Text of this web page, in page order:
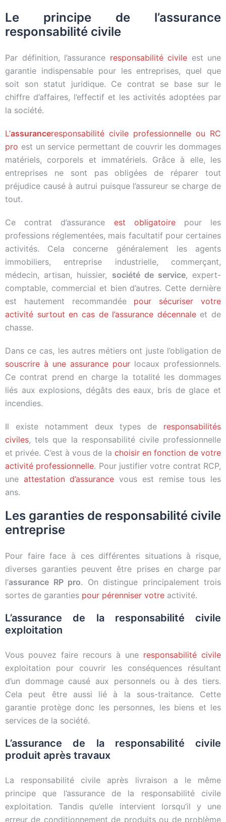
Le principe de l’assurance
responsabilité civile
Par définition, l’assurance responsabilité civile est une
garantie indispensable pour les entreprises, quel que
soit son statut juridique. Ce contrat se base sur le
chiffre d’affaires, l’effectif et les activités adoptées par
la société.
L’assuranceresponsabilité civile professionnelle ou RC
pro est un service permettant de couvrir les dommages
matériels, corporels et immatériels. Grâce à elle, les
entreprises ne sont pas obligées de réparer tout
préjudice causé à autrui puisque l’assureur se charge de
tout.
Ce contrat d’assurance est obligatoirepour les
professions réglementées, mais facultatif pour certaines
activités. Cela concerne généralement les agents
immobiliers, entreprise industrielle, commerçant,
médecin, artisan, huissier, société de service, expert-
comptable, commercial et bien d’autres. Cette dernière
est hautement recommandée pour sécuriser votre
activité surtout en cas de l’assurance décennaleet de
chasse.
Dans ce cas, les autres métiers ont juste l’obligation de
souscrire à une assurance pour locaux professionnels.
Ce contrat prend en charge la totalité les dommages
liés aux explosions, dégâts des eaux, bris de glace et
incendies.
Il existe notamment deux types de responsabilités
civiles, tels que la responsabilité civile professionnelle
et privée. C’est à vous de la choisir en fonction de votre
activité professionnelle. Pour justifier votre contrat RCP,
une attestation d’assurance vous est remise tous les
ans.
Les garanties de responsabilité civile
entreprise
Pour faire face à ces différentes situations à risque,
diverses garanties peuvent être prises en charge par
l’assurance RP pro. On distingue principalement trois
sortes de garanties pour pérenniser votre activité.
L’assurance de la responsabilité civile
exploitation
Vous pouvez faire recours à une responsabilité civile
exploitation pour couvrir les conséquences résultant
d’un dommage causé aux personnels ou à des tiers.
Cela peut être aussi lié à la sous-traitance. Cette
garantie protège donc les personnes, les biens et les
services de la société.
L’assurance de la responsabilité civile
produit après travaux
La responsabilité civile après livraison a le même
principe que l’assurance de la responsabilité civile
exploitation. Tandis qu’elle intervient lorsqu’il y une
erreur de conditionnement de produits ou de problème